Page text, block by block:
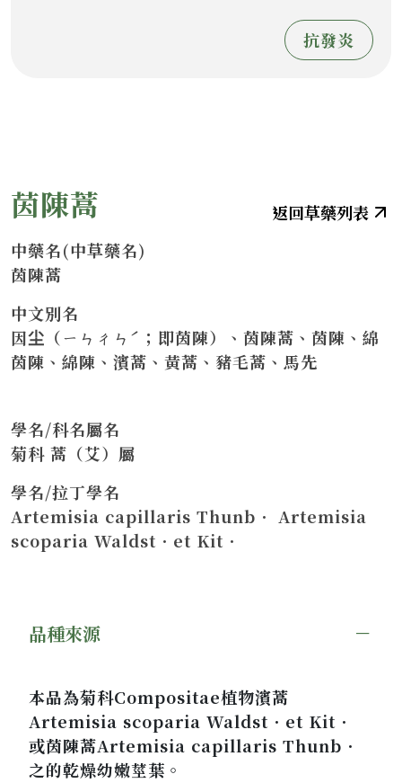
抗發炎
茵陳蒿
中藥名(中草藥名)
茵陳蒿
中文別名
因尘（ㄧㄣㄔㄣˊ；即茵陳）、茵陳蒿、茵陳、綿
茵陳、綿陳、濱蒿、黃蒿、豬毛蒿、馬先
學名/科名屬名
菊科 蒿（艾）屬
學名/拉丁學名
Artemisia capillaris Thunb． Artemisia
scoparia Waldst．et Kit．
品種來源
本品為菊科Compositae植物濱蒿
Artemisia scoparia Waldst．et Kit．
或茵陳蒿Artemisia capillaris Thunb．
之的乾燥幼嫩莖葉。